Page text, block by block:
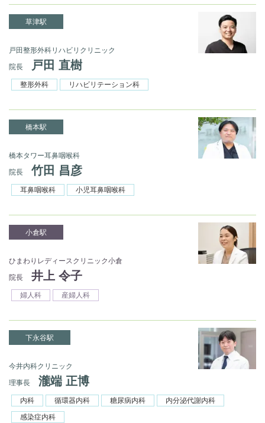
草津駅
戸田整形外科リハビリクリニック
院長
戸田 直樹
整形外科 リハビリテーション科
橋本駅
橋本タワー耳鼻咽喉科
院長
竹田 昌彦
耳鼻咽喉科 小児耳鼻咽喉科
小倉駅
ひまわりレディースクリニック小倉
院長
井上 令子
婦人科 産婦人科
下永谷駅
今井内科クリニック
理事長
瀧端 正博
内科 循環器内科 糖尿病内科
内分泌代謝内科
感染症内科